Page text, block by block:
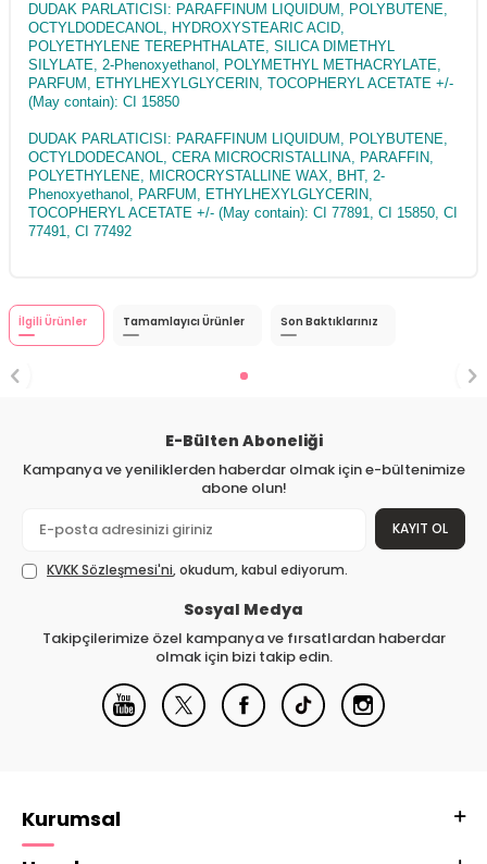
DUDAK PARLATICISI: PARAFFINUM LIQUIDUM, POLYBUTENE,
OCTYLDODECANOL, HYDROXYSTEARIC ACID,
POLYETHYLENE TEREPHTHALATE, SILICA DIMETHYL
SILYLATE, 2-Phenoxyethanol, POLYMETHYL METHACRYLATE,
PARFUM, ETHYLHEXYLGLYCERIN, TOCOPHERYL ACETATE +/-
(May contain): CI 15850
DUDAK PARLATICISI: PARAFFINUM LIQUIDUM, POLYBUTENE,
OCTYLDODECANOL, CERA MICROCRISTALLINA, PARAFFIN,
POLYETHYLENE, MICROCRYSTALLINE WAX, BHT, 2-
Phenoxyethanol, PARFUM, ETHYLHEXYLGLYCERIN,
TOCOPHERYL ACETATE +/- (May contain): CI 77891, CI 15850, CI
77491, CI 77492
İlgili Ürünler Tamamlayıcı Ürünler Son Baktıklarınız
E-Bülten Aboneliği
Kampanya ve yeniliklerden haberdar olmak için e-bültenimize
abone olun!
KAYIT OL
KVKK Sözleşmesi'ni, okudum, kabul ediyorum.
Sosyal Medya
Takipçilerimize özel kampanya ve fırsatlardan haberdar
olmak için bizi takip edin.
Kurumsal